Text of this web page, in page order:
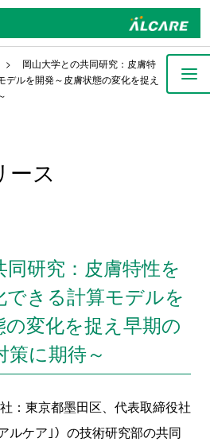
岡山大学との共同研究：皮膚特
ルを開発～皮膚状態の変化を捉え
ース
研究：皮膚特性を
できる計算モデルを
変化を捉え早期の
に期待～
：東京都墨田区、代表取締役社
ルケア｣）の技術研究部の共同